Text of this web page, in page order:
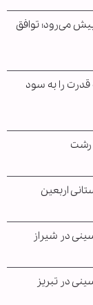
می‌رود؛ توافق
قدرت را به سود
رشت
اربعین
در شیراز
در تبریز